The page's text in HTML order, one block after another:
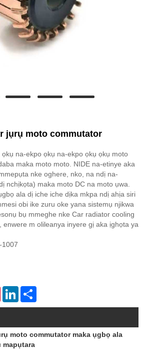
jụrụ moto commutator
na-ekpo ọkụ na-ekpo ọkụ ọkụ moto
maka moto moto. NIDE na-etinye aka
nke oghere, nko, na ndị na-
nchịkọta) maka moto DC na moto ụwa.
ala dị iche iche dịka mkpa ndị ahịa siri
obi ike zuru oke yana sistemụ njikwa
bụ mmeghe nke Car radiator cooling
enwere m olileanya inyere gị aka ịghọta ya
1007
PinterestLinkedIn
moto commutator maka ụgbọ ala
mapụtara